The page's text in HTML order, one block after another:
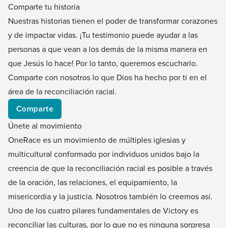
Comparte tu historia
Nuestras historias tienen el poder de transformar corazones
y de impactar vidas. ¡Tu testimonio puede ayudar a las
personas a que vean a los demás de la misma manera en
que Jesús lo hace! Por lo tanto, queremos escucharlo.
Comparte con nosotros lo que Dios ha hecho por ti en el
área de la reconciliación racial.
Comparte
Únete al movimiento
OneRace es un movimiento de múltiples iglesias y
multicultural conformado por individuos unidos bajo la
creencia de que la reconciliación racial es posible a través
de la oración, las relaciones, el equipamiento, la
misericordia y la justicia. Nosotros también lo creemos así.
Uno de los cuatro pilares fundamentales de Victory es
reconciliar las culturas, por lo que no es ninguna sorpresa